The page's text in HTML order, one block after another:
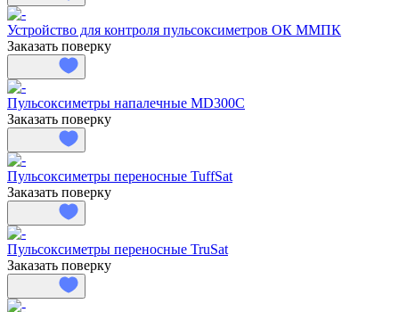
Устройство для контроля пульсоксиметров ОК ММПК
Заказать поверку
Пульсоксиметры напалечные MD300C
Заказать поверку
Пульсоксиметры переносные TuffSat
Заказать поверку
Пульсоксиметры переносные TruSat
Заказать поверку